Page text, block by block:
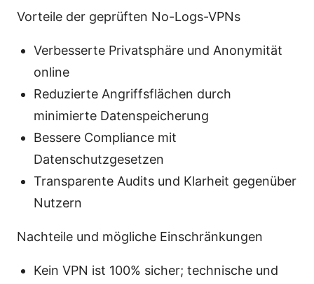
Vorteile der geprüften No-Logs-VPNs
Verbesserte Privatsphäre und Anonymität
online
Reduzierte Angriffsflächen durch
minimierte Datenspeicherung
Bessere Compliance mit
Datenschutzgesetzen
Transparente Audits und Klarheit gegenüber
Nutzern
Nachteile und mögliche Einschränkungen
Kein VPN ist 100% sicher; technische und